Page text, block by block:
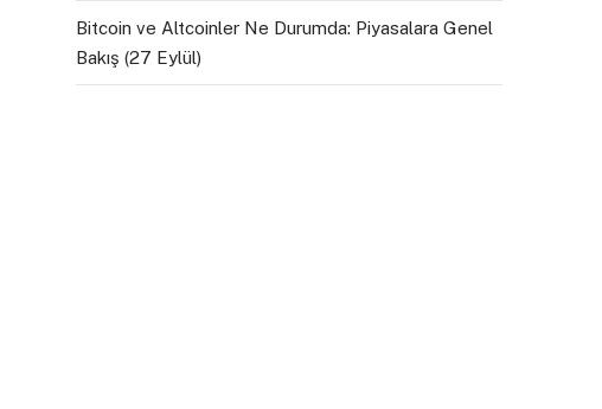
Bitcoin ve Altcoinler Ne Durumda: Piyasalara Genel
Bakış (27 Eylül)